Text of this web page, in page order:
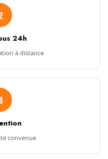
24h
à distance
convenue